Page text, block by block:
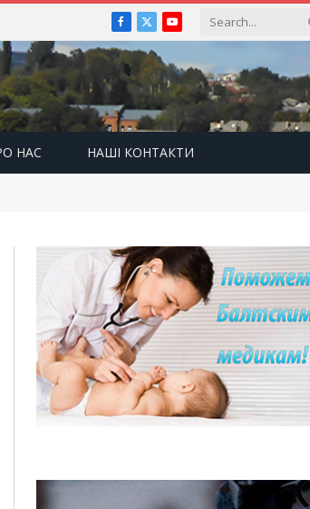
Facebook
X
(Twitter)
YouTube
НАС НАШІ КОНТАКТИ